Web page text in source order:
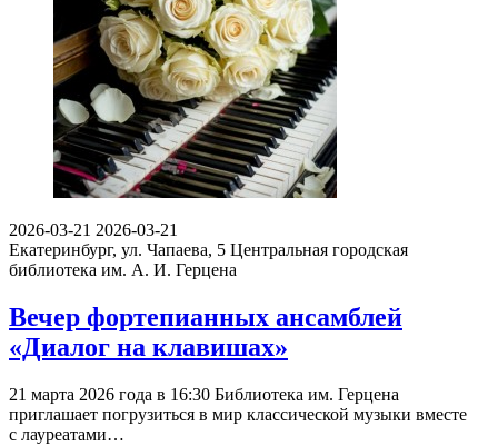
2026-03-21 2026-03-21
Екатеринбург, ул. Чапаева, 5 Центральная городская
библиотека им. А. И. Герцена
Вечер фортепианных ансамблей
«Диалог на клавишах»
21 марта 2026 года в 16:30 Библиотека им. Герцена
приглашает погрузиться в мир классической музыки вместе
с лауреатами…